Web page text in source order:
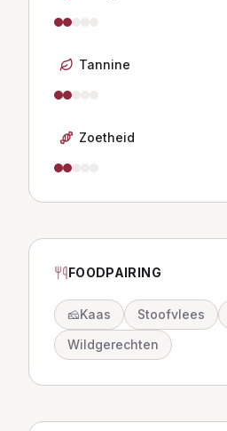
Tannine
Zoetheid
FOODPAIRING
🧀Kaas Stoofvlees
Wildgerechten